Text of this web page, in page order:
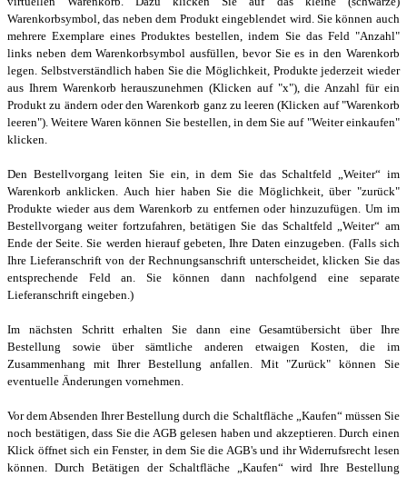
Warenkorbsymbol, das neben dem Produkt eingeblendet wird. Sie können auch
mehrere Exemplare eines Produktes bestellen, indem Sie das Feld "Anzahl"
links neben dem Warenkorbsymbol ausfüllen, bevor Sie es in den Warenkorb
legen. Selbstverständlich haben Sie die Möglichkeit, Produkte jederzeit wieder
aus Ihrem Warenkorb herauszunehmen (Klicken auf "x"), die Anzahl für ein
Produkt zu ändern oder den Warenkorb ganz zu leeren (Klicken auf "Warenkorb
leeren"). Weitere Waren können Sie bestellen, in dem Sie auf "Weiter einkaufen"
klicken.
Den Bestellvorgang leiten Sie ein, in dem Sie das Schaltfeld „Weiter“ im
Warenkorb anklicken. Auch hier haben Sie die Möglichkeit, über "zurück"
Produkte wieder aus dem Warenkorb zu entfernen oder hinzuzufügen. Um im
Bestellvorgang weiter fortzufahren, betätigen Sie das Schaltfeld „Weiter“ am
Ende der Seite. Sie werden hierauf gebeten, Ihre Daten einzugeben. (Falls sich
Ihre Lieferanschrift von der Rechnungsanschrift unterscheidet, klicken Sie das
entsprechende Feld an. Sie können dann nachfolgend eine separate
Lieferanschrift eingeben.)
Im nächsten Schritt erhalten Sie dann eine Gesamtübersicht über Ihre
Bestellung sowie über sämtliche anderen etwaigen Kosten, die im
Zusammenhang mit Ihrer Bestellung anfallen. Mit "Zurück" können Sie
eventuelle Änderungen vornehmen.
Vor dem Absenden Ihrer Bestellung durch die Schaltfläche „Kaufen“ müssen Sie
noch bestätigen, dass Sie die AGB gelesen haben und akzeptieren. Durch einen
Klick öffnet sich ein Fenster, in dem Sie die AGB's und ihr Widerrufsrecht lesen
können. Durch Betätigen der Schaltfläche „Kaufen“ wird Ihre Bestellung